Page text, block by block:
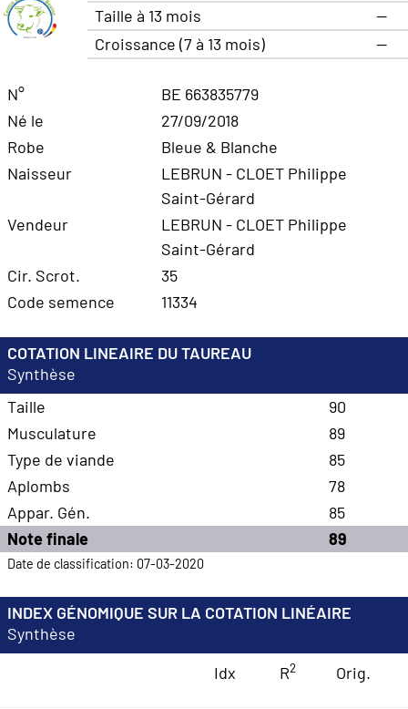
Taille à 13 mois
—
Croissance (7 à 13 mois)
—
N°
BE 663835779
Né le
27/09/2018
Robe
Bleue & Blanche
Naisseur
LEBRUN - CLOET Philippe
Saint-Gérard
Vendeur
LEBRUN - CLOET Philippe
Saint-Gérard
Cir. Scrot.
35
Code semence
11334
COTATION LINEAIRE DU TAUREAU
Synthèse
Taille
90
Musculature
89
Type de viande
85
Aplombs
78
Appar. Gén.
85
Note finale
89
Date de classification: 07-03-2020
INDEX GÉNOMIQUE SUR LA COTATION LINÉAIRE
Synthèse
Idx
R2 Orig.